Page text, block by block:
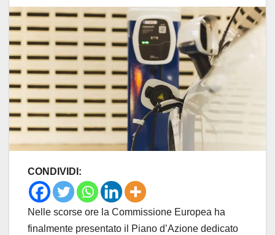
CONDIVIDI:
Nelle scorse ore la Commissione Europea ha
finalmente presentato il Piano d’Azione dedicato